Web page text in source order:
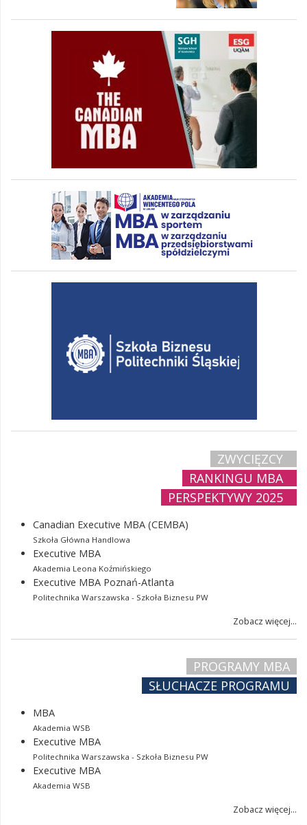
ZWYCIĘZCY
RANKINGU MBA
PERSPEKTYWY 2025
Canadian Executive MBA (CEMBA)
Szkoła Główna Handlowa
Executive MBA
Akademia Leona Koźmińskiego
Executive MBA Poznań-Atlanta
Politechnika Warszawska - Szkoła Biznesu PW
Zobacz więcej...
PROGRAMY MBA
SŁUCHACZE PROGRAMU
MBA
Akademia WSB
Executive MBA
Politechnika Warszawska - Szkoła Biznesu PW
Executive MBA
Akademia WSB
Zobacz więcej...